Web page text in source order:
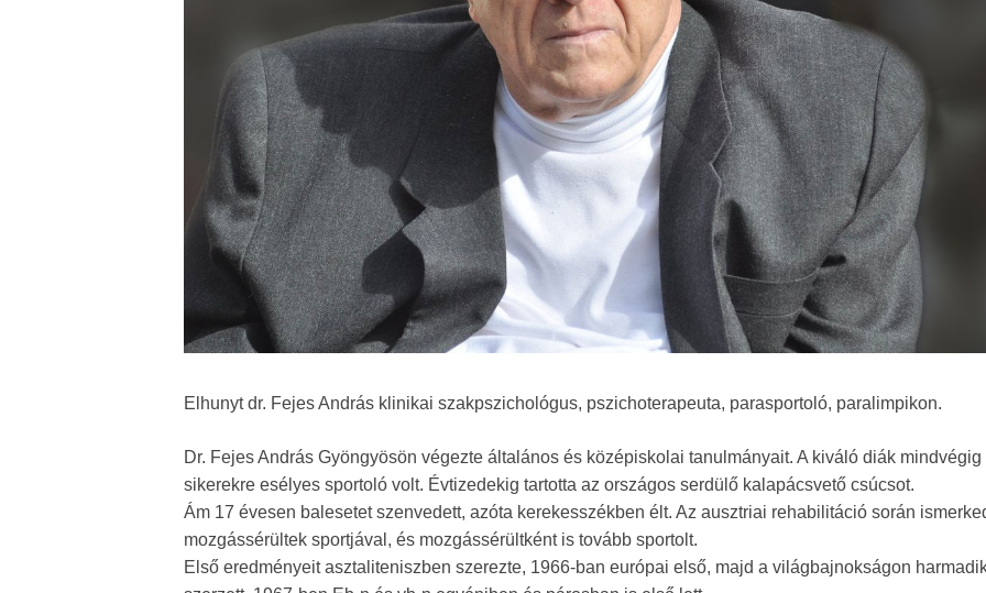
Elhunyt dr. Fejes András klinikai szakpszichológus, pszichoterapeuta, parasportoló, paralimpikon.
Dr. Fejes András Gyöngyösön végezte általános és középiskolai tanulmányait. A kiváló diák mindvégig
sikerekre esélyes sportoló volt. Évtizedekig tartotta az országos serdülő kalapácsvető csúcsot.
Ám 17 évesen balesetet szenvedett, azóta kerekesszékben élt. Az ausztriai rehabilitáció során
mozgássérültek sportjával, és mozgássérültként is tovább sportolt.
Első eredményeit asztaliteniszben szerezte, 1966-ban európai első, majd a világbajnokságon